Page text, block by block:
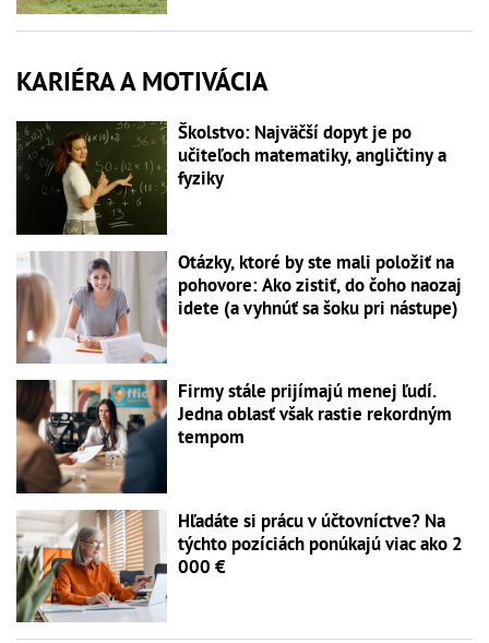
KARIÉRA A MOTIVÁCIA
Školstvo: Najväčší dopyt je po
učiteľoch matematiky, angličtiny a
fyziky
Otázky, ktoré by ste mali položiť na
pohovore: Ako zistiť, do čoho naozaj
idete (a vyhnúť sa šoku pri nástupe)
Firmy stále prijímajú menej ľudí.
Jedna oblasť však rastie rekordným
tempom
Hľadáte si prácu v účtovníctve? Na
týchto pozíciách ponúkajú viac ako 2
000 €